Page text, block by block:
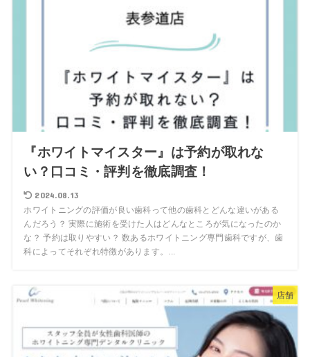
『ホワイトマイスター』は予約が取れな
い？口コミ・評判を徹底調査！
2024.08.13
ホワイトニングの評価が良い歯科って他の歯科とどんな違いがある
んだろう？ 実際に施術を受けた人はどんなところが気になったのか
な？ 予約は取りやすい？ 数あるホワイトニング専門歯科ですが、歯
科によってそれぞれ特徴があります。...
店舗